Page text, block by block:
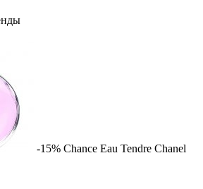
-15% Chance Eau Tendre Chanel